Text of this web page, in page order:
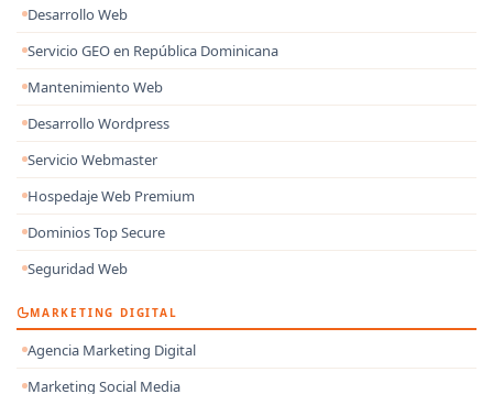
Desarrollo Web
Servicio GEO en República Dominicana
Mantenimiento Web
Desarrollo Wordpress
Servicio Webmaster
Hospedaje Web Premium
Dominios Top Secure
Seguridad Web
MARKETING DIGITAL
Agencia Marketing Digital
Marketing Social Media